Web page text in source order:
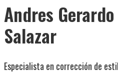
Andres
Salazar
Especialista en corrección de